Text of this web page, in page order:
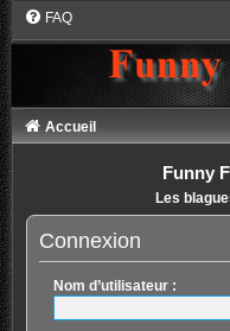
FAQ
Accueil
Funny
Les
Connexion
Nom d’utilisateur :